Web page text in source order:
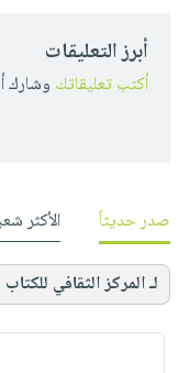
أبرز التعليقات
أكتب تعليقاتك وشارك
صدر حديثاً الأكثر
لـ المركز الثقافي للكتاب